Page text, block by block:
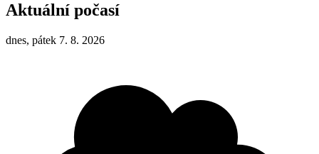
Aktuální počasí
dnes, pátek 7. 8. 2026